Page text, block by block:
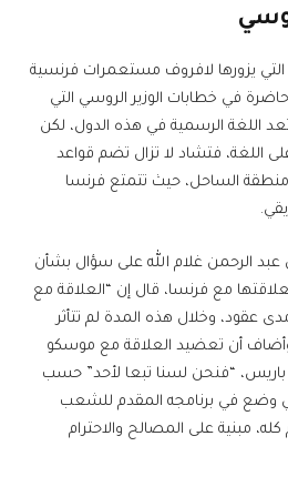
التي يزورها لافروف مستعمرات فرنسية
في خطابات الوزير الروسي التي
اللغة الرسمية في هذه الدول، لكن
اللغة، فتشاد لا تزال تضم قواعد
الساحل، حيث تتمتع فرنسا
عبد الرحمن غلام الله على سؤال بشأن
مع فرنسا، قال إن “العلاقة مع
عقود، وخلال هذه المدة لم تتأثر
أن تعضيد العلاقة مع موسكو
باريس، “فنحن لسنا تبعا لأحد” حسب
وضع في برنامجه المقدم للشعب
مبنية على المصالح والاحترام